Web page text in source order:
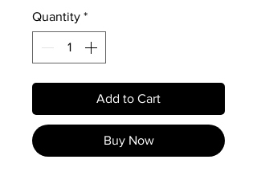
Quantity *
Add to Cart
Buy Now